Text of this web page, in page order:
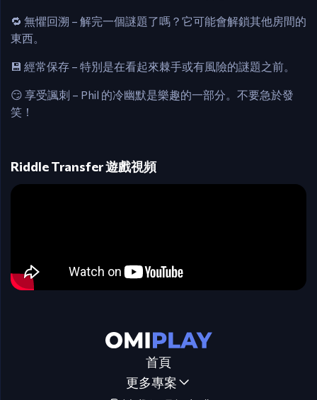
🔁 無懼回溯 – 解完一個謎題了嗎？它可能會解鎖其他房間的
東西。
💾 經常保存 – 特別是在看起來棘手或有風險的謎題之前。
😏 享受諷刺 – Phil 的冷幽默是樂趣的一部分。不要急於發
笑！
Riddle Transfer 遊戲視頻
首頁
更多專案